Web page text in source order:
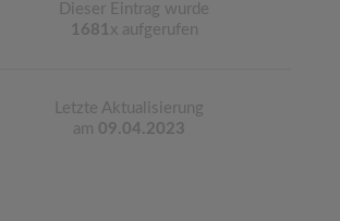
Dieser Eintrag wurde
1681 x aufgerufen
Letzte Aktualisierung
am 09.04.2023